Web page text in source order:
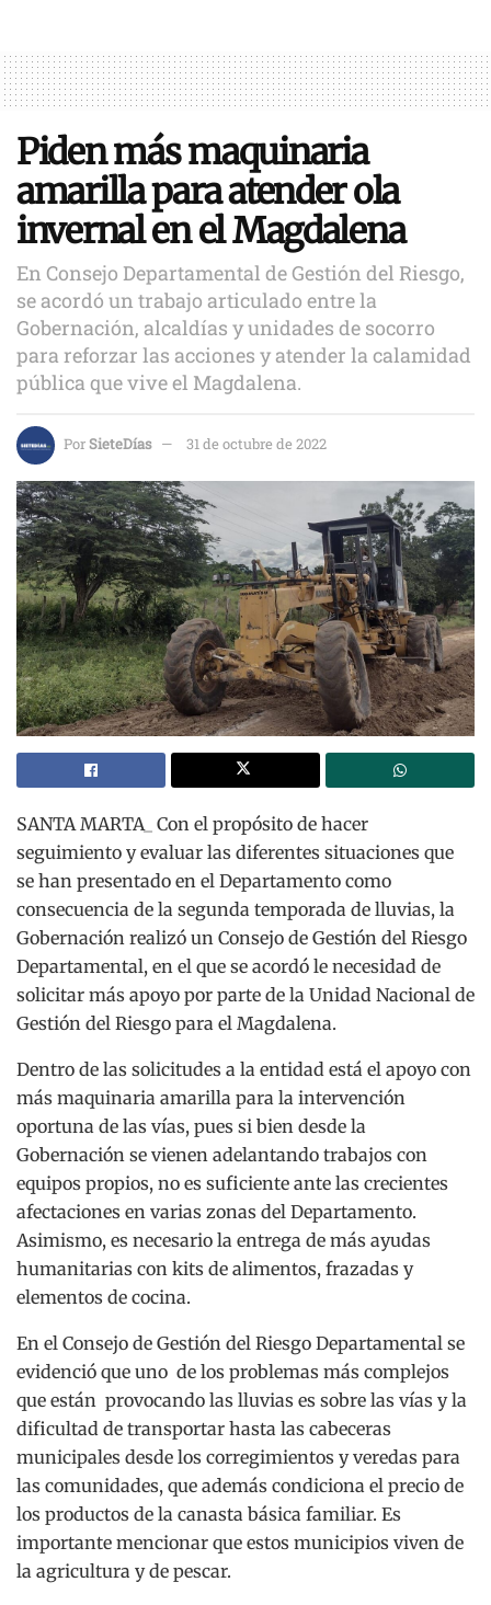
Piden más maquinaria
amarilla para atender ola
invernal en el Magdalena
En Consejo Departamental de Gestión del Riesgo,
se acordó un trabajo articulado entre la
Gobernación, alcaldías y unidades de socorro
para reforzar las acciones y atender la calamidad
pública que vive el Magdalena.
PorSieteDías 31 de octubre de 2022
SANTA MARTA_ Con el propósito de hacer
seguimiento y evaluar las diferentes situaciones que
se han presentado en el Departamento como
consecuencia de la segunda temporada de lluvias, la
Gobernación realizó un Consejo de Gestión del Riesgo
Departamental, en el que se acordó le necesidad de
solicitar más apoyo por parte de la Unidad Nacional de
Gestión del Riesgo para el Magdalena.
Dentro de las solicitudes a la entidad está el apoyo con
más maquinaria amarilla para la intervención
oportuna de las vías, pues si bien desde la
Gobernación se vienen adelantando trabajos con
equipos propios, no es suficiente ante las crecientes
afectaciones en varias zonas del Departamento.
Asimismo, es necesario la entrega de más ayudas
humanitarias con kits de alimentos, frazadas y
elementos de cocina.
En el Consejo de Gestión del Riesgo Departamental se
evidenció que uno de los problemas más complejos
que están provocando las lluvias es sobre las vías y la
dificultad de transportar hasta las cabeceras
municipales desde los corregimientos y veredas para
las comunidades, que además condiciona el precio de
los productos de la canasta básica familiar. Es
importante mencionar que estos municipios viven de
la agricultura y de pescar.